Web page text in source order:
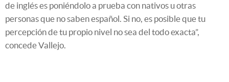
de inglés es poniéndolo a prueba con nativos u otras
personas que no saben español. Si no, es posible que tu
percepción de tu propio nivel no sea del todo exacta”,
concede Vallejo.